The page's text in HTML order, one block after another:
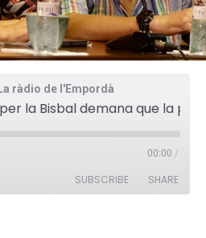
ràdio de l'Empordà
00:00 /
SUBSCRIBE SHARE